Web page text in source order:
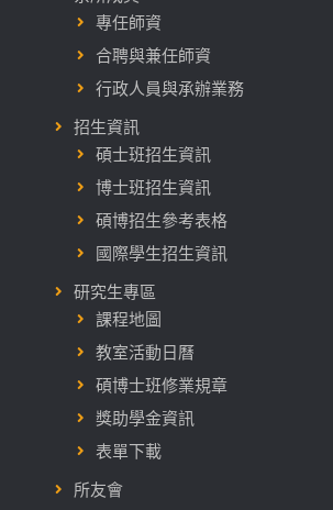
專任師資
合聘與兼任師資
行政人員與承辦業務
招生資訊
碩士班招生資訊
博士班招生資訊
碩博招生參考表格
國際學生招生資訊
研究生專區
課程地圖
教室活動日曆
碩博士班修業規章
獎助學金資訊
表單下載
所友會